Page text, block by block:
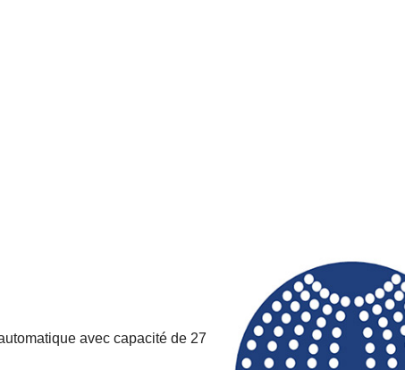
avec capacité de 27